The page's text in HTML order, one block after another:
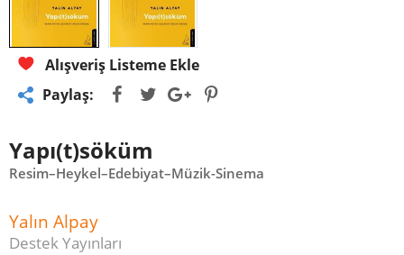
Alışveriş Listeme Ekle
Paylaş:
Yapı(t)söküm
Resim–Heykel–Edebiyat–Müzik-Sinema
Yalın Alpay
Destek Yayınları